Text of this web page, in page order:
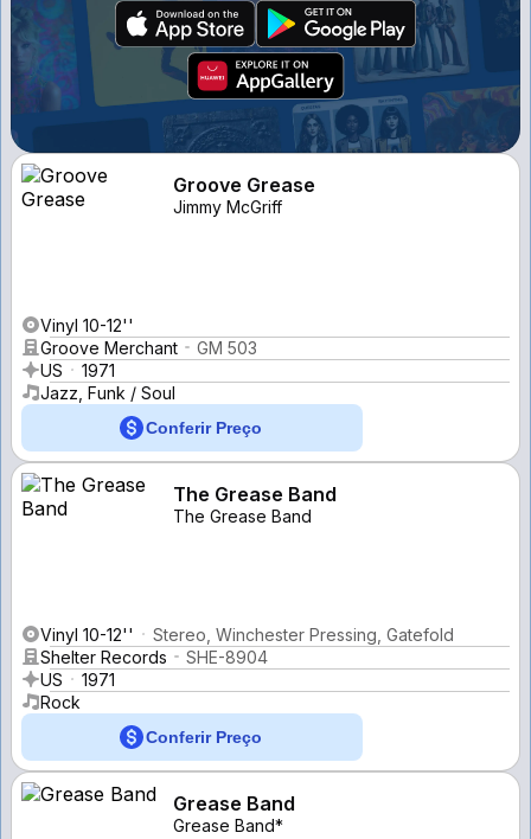
Groove Grease
Jimmy McGriff
Vinyl 10-12''
Groove Merchant
GM 503
US
1971
Jazz, Funk / Soul
Conferir Preço
The Grease Band
The Grease Band
Vinyl 10-12''
Stereo, Winchester Pressing, Gatefold
Shelter Records
SHE-8904
US
1971
Rock
Conferir Preço
Grease Band
Grease Band*